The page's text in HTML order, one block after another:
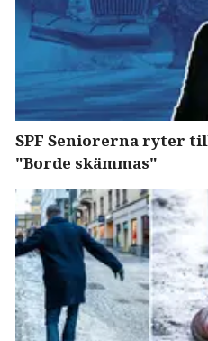
SPF Seniorerna ryter
"Borde skämmas"